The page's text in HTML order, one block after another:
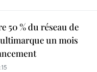
50 % du réseau de
un mois